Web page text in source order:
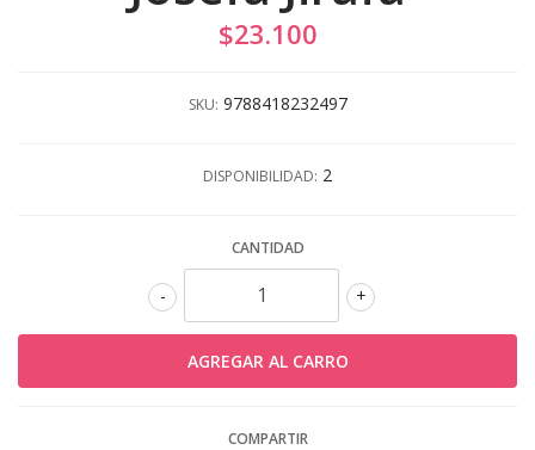
$23.100
SKU: 9788418232497
DISPONIBILIDAD: 2
CANTIDAD
+
-
COMPARTIR